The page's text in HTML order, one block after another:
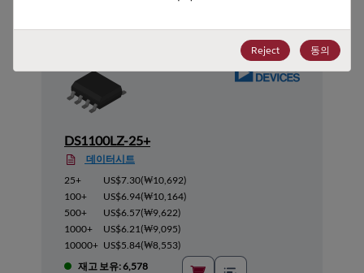
DS1100LZ-25+
데이터시트
25+
US$7.30(₩10,692)
100+
US$6.94(₩10,164)
500+
US$6.57(₩9,622)
1000+
US$6.21(₩9,095)
10000+ US$5.84(₩8,553)
재고 보유: 6,578
Reject 동의